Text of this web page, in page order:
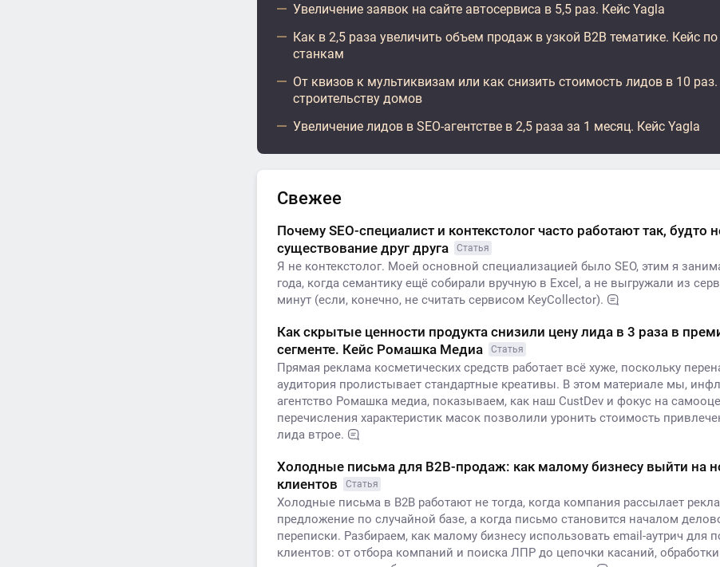
Увеличение заявок на сайте автосервиса в 5,5 раз. Кейс Yagla
Как в 2,5 раза увеличить объем продаж в узкой B2B тематике. Кейс
станкам
От квизов к мультиквизам или как снизить стоимость лидов в 10
строительству домов
Увеличение лидов в SEO-агентстве в 2,5 раза за 1 месяц. Кейс Yagla
Свежее
Почему SEO-специалист и контекстолог часто работают так, будто
существование друг друга
Статья
Я не контекстолог. Моей основной специализацией было SEO, этим я
года, когда семантику ещё собирали вручную в Excel, а не выгружали из
минут (если, конечно, не считать сервисом KeyCollector).
Как скрытые ценности продукта снизили цену лида в 3 раза в
сегменте. Кейс Ромашка Медиа
Статья
Прямая реклама косметических средств работает всё хуже, поскольку
аудитория пролистывает стандартные креативы. В этом материале мы,
агентство Ромашка медиа, показываем, как наш CustDev и фокус на
перечисления характеристик масок позволили уронить стоимость
лида втрое.
Холодные письма для B2B-продаж: как малому бизнесу выйти на
клиентов
Статья
Холодные письма в B2B работают не тогда, когда компания рассылает
предложение по случайной базе, а когда письмо становится началом
переписки. Разбираем, как малому бизнесу использовать email-аутрич для
клиентов: от отбора компаний и поиска ЛПР до цепочки касаний,